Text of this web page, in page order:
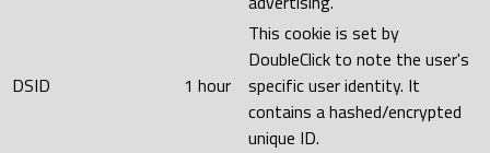
DSID 1 hour
This cookie is set by
DoubleClick to note the user's
specific user identity. It
contains a hashed/encrypted
unique ID.